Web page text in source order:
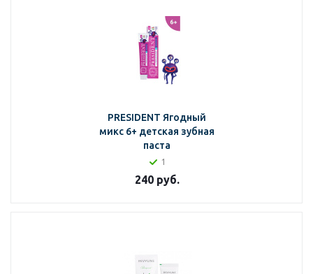
PRESIDENT Ягодный
микс 6+ детская зубная
паста
1
240руб.